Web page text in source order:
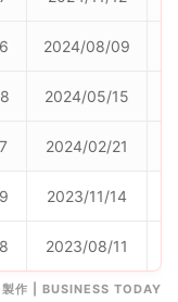
2024/08/09
2024/05/15
2024/02/21
2023/11/14
2023/08/11
製作 | BUSINESS TODAY